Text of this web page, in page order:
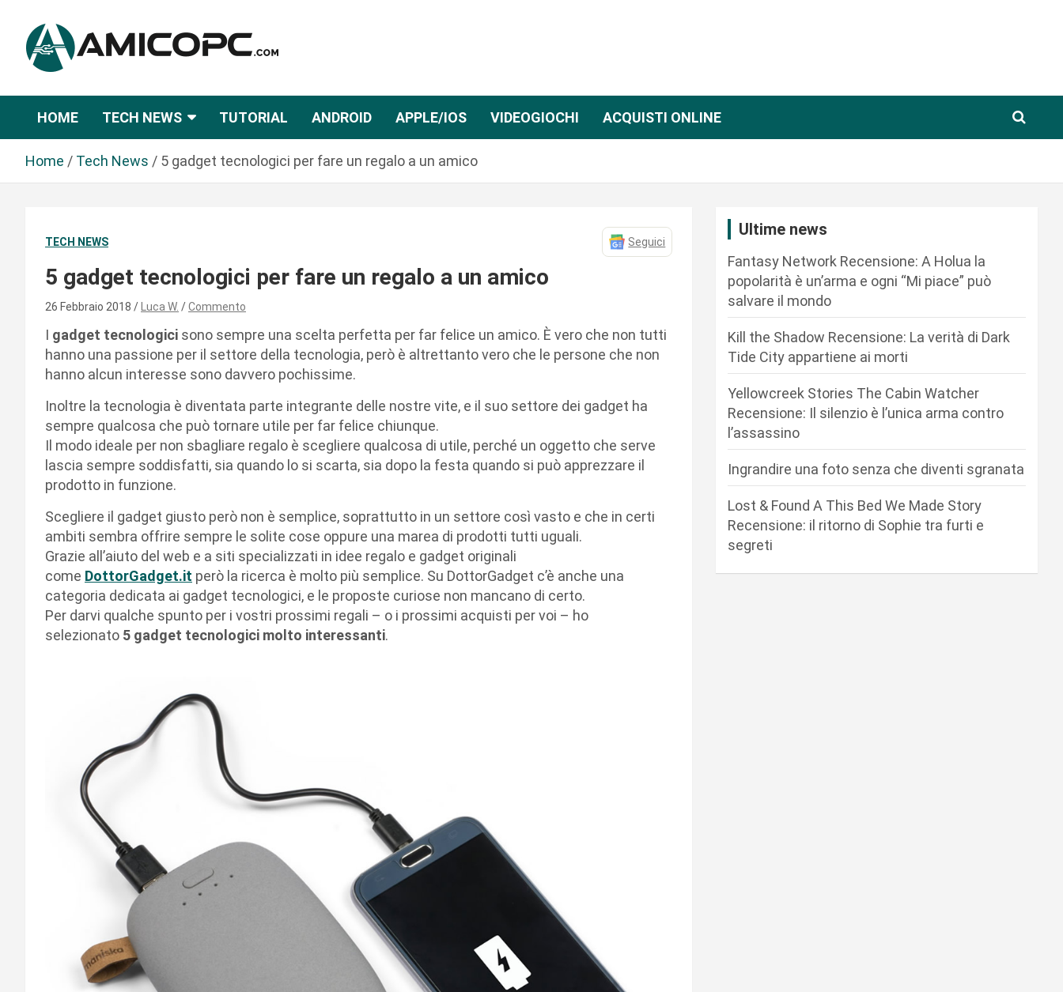
n
Amicopc.com
HOME TECH NEWS TUTORIAL ANDROID APPLE/IOS VIDEOGIOCHI ACQUISTI ONLINE
Home Tech News 5 gadget tecnologici per fare un regalo a un amico
TECH NEWS Seguici
5 gadget tecnologici per fare un regalo a un amico
26 Febbraio 2018 Luca W. Commento
I gadget tecnologici sono sempre una scelta perfetta per far felice un amico. È vero che non tutti
hanno una passione per il settore della tecnologia, però è altrettanto vero che le persone che non
hanno alcun interesse sono davvero pochissime.
Inoltre la tecnologia è diventata parte integrante delle nostre vite, e il suo settore dei gadget ha
sempre qualcosa che può tornare utile per far felice chiunque.
Il modo ideale per non sbagliare regalo è scegliere qualcosa di utile, perché un oggetto che serve
lascia sempre soddisfatti, sia quando lo si scarta, sia dopo la festa quando si può apprezzare il
prodotto in funzione.
Scegliere il gadget giusto però non è semplice, soprattutto in un settore così vasto e che in certi
ambiti sembra offrire sempre le solite cose oppure una marea di prodotti tutti uguali.
Grazie all’aiuto del web e a siti specializzati in idee regalo e gadget originali
come DottorGadget.it però la ricerca è molto più semplice. Su DottorGadget c’è anche una
categoria dedicata ai gadget tecnologici, e le proposte curiose non mancano di certo.
Per darvi qualche spunto per i vostri prossimi regali – o i prossimi acquisti per voi – ho
selezionato 5 gadget tecnologici molto interessanti.
Ultime news
Fantasy Network Recensione: A Holua la
popolarità è un’arma e ogni “Mi piace” può
salvare il mondo
Kill the Shadow Recensione: La verità di Dark
Tide City appartiene ai morti
Yellowcreek Stories The Cabin Watcher
Recensione: Il silenzio è l’unica arma contro
l’assassino
Ingrandire una foto senza che diventi sgranata
Lost & Found A This Bed We Made Story
Recensione: il ritorno di Sophie tra furti e
segreti